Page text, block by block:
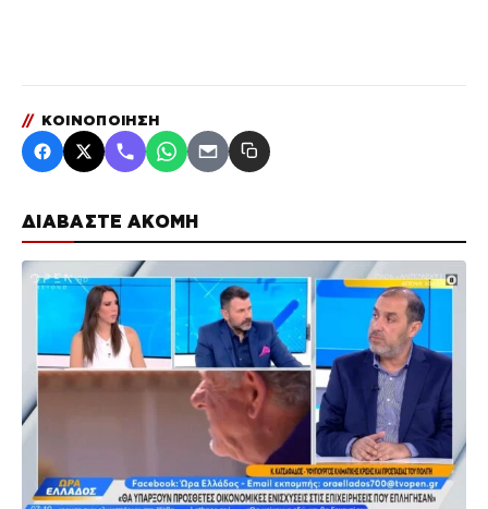
ΔΙΑΒΑΣΤΕ ΑΚΟΜΗ
// ΚΟΙΝΟΠΟΙΗΣΗ